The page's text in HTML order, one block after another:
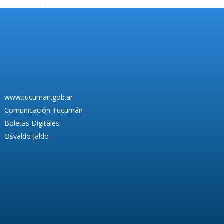
www.tucuman.gob.ar
Comunicación Tucumán
Boletas Digitales
Osvaldo Jaldo